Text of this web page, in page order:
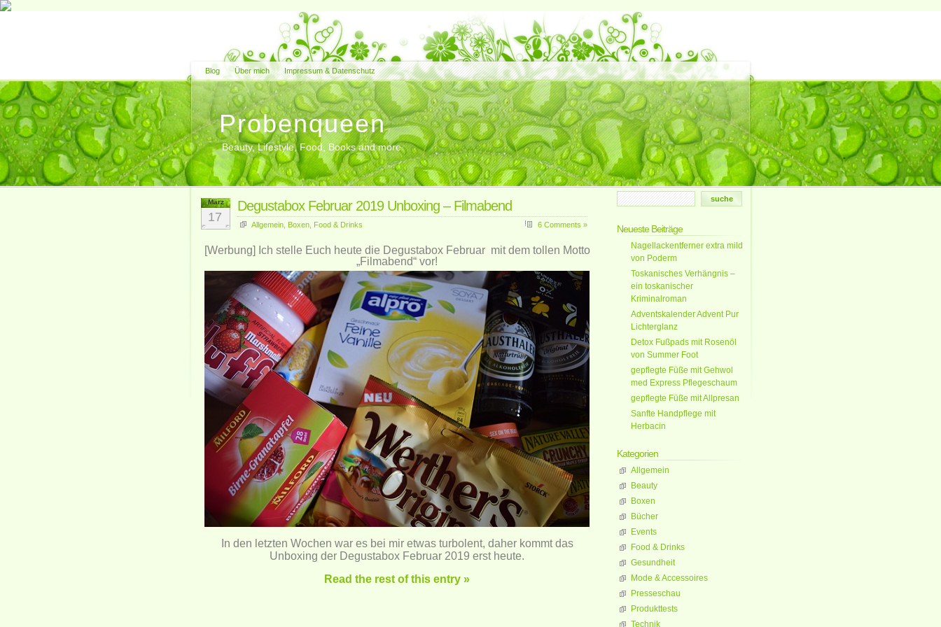
Blog Über mich Impressum & Datenschutz
Probenqueen
Beauty, Lifestyle, Food, Books and more
März
17
Degustabox Februar 2019 Unboxing – Filmabend
Allgemein Boxen Food & Drinks 6 Comments »
[Werbung] Ich stelle Euch heute die Degustabox Februar mit dem tollen Motto
„Filmabend“ vor!
In den letzten Wochen war es bei mir etwas turbolent, daher kommt das
Unboxing der Degustabox Februar 2019 erst heute.
Read the rest of this entry »
Neueste Beiträge
Nagellackentferner extra mild
von Poderm
Toskanisches Verhängnis –
ein toskanischer
Kriminalroman
Adventskalender Advent Pur
Lichterglanz
Detox Fußpads mit Rosenöl
von Summer Foot
gepflegte Füße mit Gehwol
med Express Pflegeschaum
gepflegte Füße mit Allpresan
Sanfte Handpflege mit
Herbacin
Kategorien
Allgemein
Beauty
Boxen
Bücher
Events
Food & Drinks
Gesundheit
Mode & Accessoires
Presseschau
Produkttests
Technik